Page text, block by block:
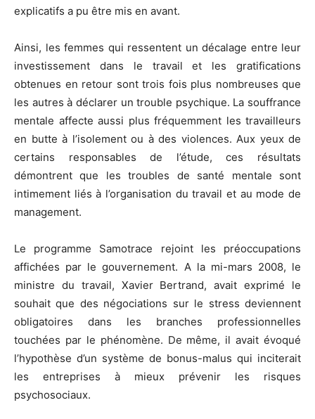
explicatifs a pu être mis en avant.
Ainsi, les femmes qui ressentent un décalage entre leur
investissement dans le travail et les gratifications
obtenues en retour sont trois fois plus nombreuses que
les autres à déclarer un trouble psychique. La souffrance
mentale affecte aussi plus fréquemment les travailleurs
en butte à l’isolement ou à des violences. Aux yeux de
certains responsables de l’étude, ces résultats
démontrent que les troubles de santé mentale sont
intimement liés à l’organisation du travail et au mode de
management.
Le programme Samotrace rejoint les préoccupations
affichées par le gouvernement. A la mi-mars 2008, le
ministre du travail, Xavier Bertrand, avait exprimé le
souhait que des négociations sur le stress deviennent
obligatoires dans les branches professionnelles
touchées par le phénomène. De même, il avait évoqué
l’hypothèse d’un système de bonus-malus qui inciterait
les entreprises à mieux prévenir les risques
psychosociaux.